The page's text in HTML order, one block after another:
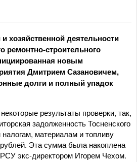
хозяйственной деятельности
ремонтно-строительного
новым
Дмитрием Сазановичем,
долги и полный упадок
результаты проверки, так,
задолженность Тосненского
материалам и топливу
Эта сумма была накоплена
экс-директором Игорем Чехом.